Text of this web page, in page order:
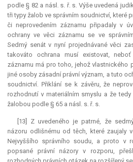
podle § 82 a násl. s. ř. s. Výše uvedená
tři typy žalob ve správním soudnictví, které
či neprovedením záznamu připadaly v
ochrany ve věci záznamu se ve
Sedmý senát v nyní projednávané věci
takováto ochrana musí existovat,
záznamu má pro toho, jehož vlastnického
jiné osoby zásadní právní význam, a tuto
soudnictví. Přiklání se k závěru, že
rozhodnutí v materiálním smyslu a že
žalobou podle § 65 a násl. s. ř. s.
[13] Z uvedeného je patrné, že
názoru odlišnému od těch, které zaujaly
Nejvyššího správního soudu, a proto v
popsané právní názory v rozporu,